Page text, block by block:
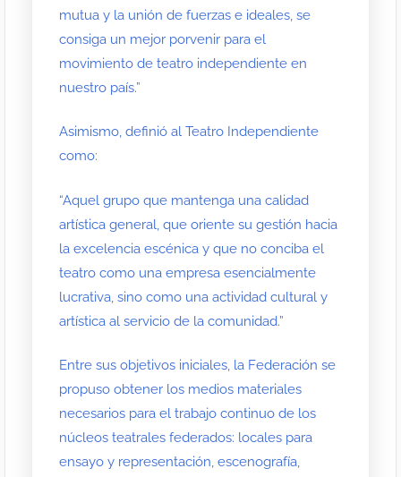
mutua y la unión de fuerzas e ideales, se
consiga un mejor porvenir para el
movimiento de teatro independiente en
nuestro país.”
Asimismo, definió al Teatro Independiente
como:
“Aquel grupo que mantenga una calidad
artística general, que oriente su gestión hacia
la excelencia escénica y que no conciba el
teatro como una empresa esencialmente
lucrativa, sino como una actividad cultural y
artística al servicio de la comunidad.”
Entre sus objetivos iniciales, la Federación se
propuso obtener los medios materiales
necesarios para el trabajo continuo de los
núcleos teatrales federados: locales para
ensayo y representación, escenografía,